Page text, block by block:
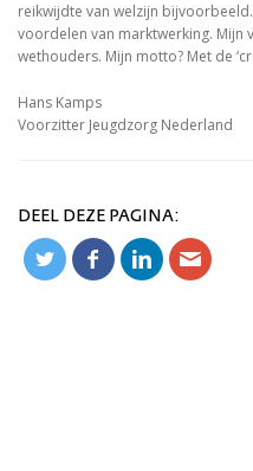
reikwijdte van welzijn
voordelen van marktwerking. Mijn
wethouders. Mijn motto? Met de
Hans Kamps
Voorzitter Jeugdzorg Nederland
DEEL DEZE PAGINA: